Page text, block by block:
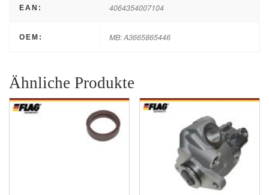
EAN: 4064354007104
OEM: MB: A3665865446
Ähnliche Produkte